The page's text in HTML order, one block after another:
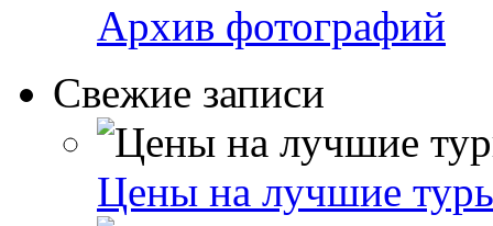
Архив фотографий
Свежие записи
Цены на лучшие